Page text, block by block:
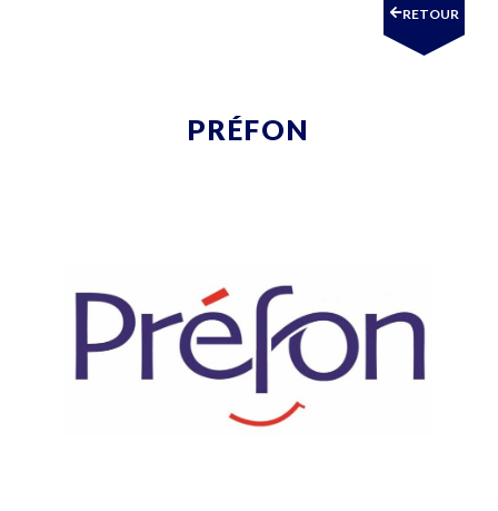
RETOUR
PRÉFON